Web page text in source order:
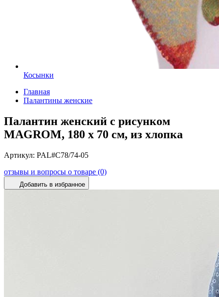
Косынки
Главная
Палантины женские
Палантин женский с рисунком
MAGROM, 180 х 70 см, из хлопка
Артикул: PAL#C78/74-05
отзывы и вопросы о товаре (0)
Добавить в избранное